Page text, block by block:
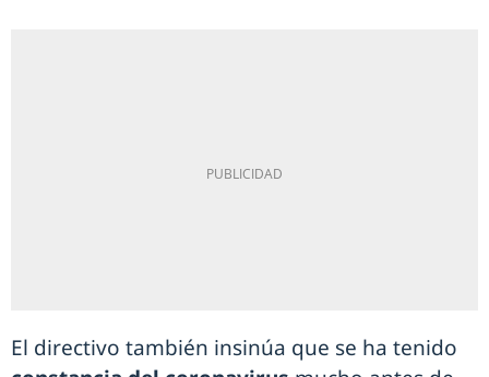
El directivo también insinúa que se ha tenido